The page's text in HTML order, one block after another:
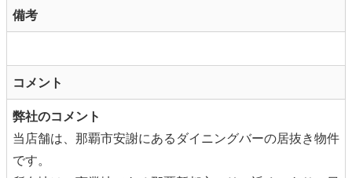
備考
コメント
弊社のコメント
当店舗は、那覇市安謝にあるダイニングバーの居抜き物件
です。